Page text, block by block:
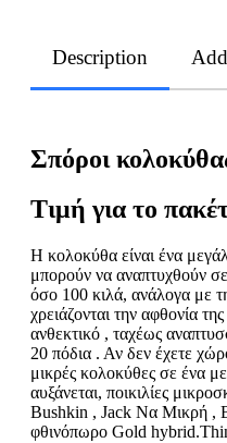
Description
Σπόροι
Τιμή για το
Η κολοκύθα είναι ένα
μπορούν να αναπτυχθούν
όσο 100 κιλά, ανάλογα με
χρειάζονται την αφθονία
ανθεκτικό , ταχέως
20 πόδια . Αν δεν έχετε
μικρές κολοκύθες σε ένα
αυξάνεται, ποικιλίες
Bushkin , Jack Να Μικρή ,
φθινόπωρο Gold